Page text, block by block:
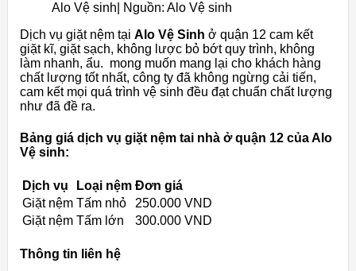
Alo Vệ sinh| Nguồn: Alo Vệ sinh
Dịch vụ giặt nệm tại Alo Vệ Sinh ở quận 12 cam kết
giặt kĩ, giặt sạch, không lược bỏ bớt quy trình, không
làm nhanh, ẩu. mong muốn mang lại cho khách hàng
chất lượng tốt nhất, công ty đã không ngừng cải tiến,
cam kết mọi quá trình vệ sinh đều đạt chuẩn chất lượng
như đã đề ra.
Bảng giá dịch vụ giặt nệm tai nhà ở quận 12 của Alo
Vệ sinh:
Dịch vụ Loại nệm Đơn giá
Giặt nệm Tấm nhỏ
250.000 VND
Giặt nệm Tấm lớn 300.000 VND
Thông tin liên hệ